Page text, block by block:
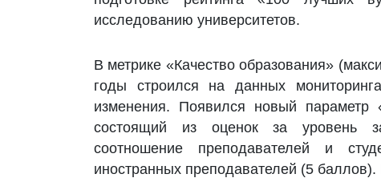
исследованию университетов.
В метрике «Качество образования»
годы строился на данных
изменения. Появился новый параметр
состоящий из оценок за уровень
соотношение преподавателей и
иностранных преподавателей (5